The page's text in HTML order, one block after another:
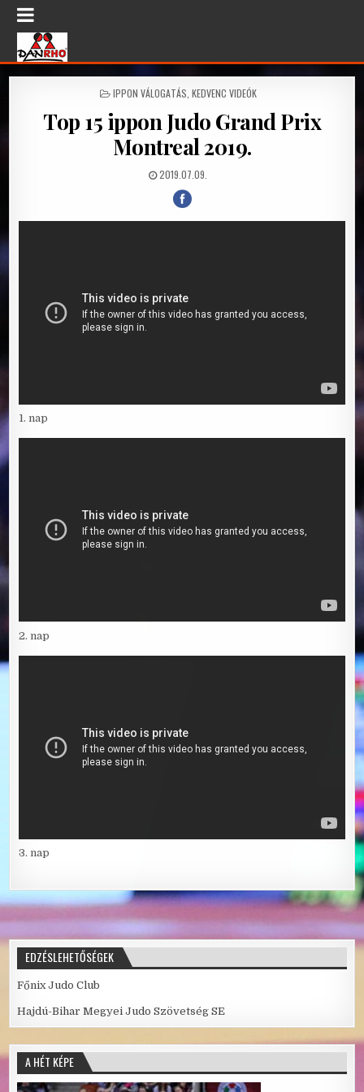
P
S
T
IPPON VÁLOGATÁS KEDVENC VIDEÓK
Top 15 ippon Judo Grand Prix
Montreal 2019.
2019.07.09.
1. nap
2. nap
3. nap
EDZÉSLEHETŐSÉGEK
Főnix Judo Club
Hajdú-Bihar Megyei Judo Szövetség SE
A HÉT KÉPE